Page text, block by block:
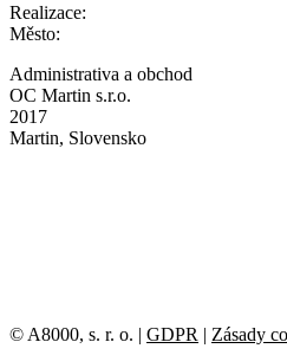
Realizace:
Město:
Administrativa a obchod
OC Martin s.r.o.
2017
Martin, Slovensko
© A8000, s. r. o. | GDPR | Zásady